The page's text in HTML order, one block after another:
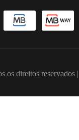
os direitos reservados